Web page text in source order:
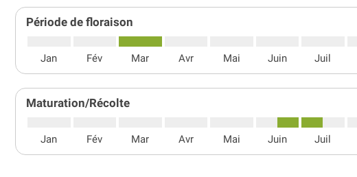
Période de floraison
Jan Fév Mar Avr Mai Juin Juil
Maturation/Récolte
Jan Fév Mar Avr Mai Juin Juil